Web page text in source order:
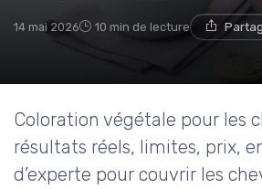
14 mai 2026 10 min de lecture
Coloration végétale pour les
résultats réels, limites, prix,
d’experte pour couvrir les